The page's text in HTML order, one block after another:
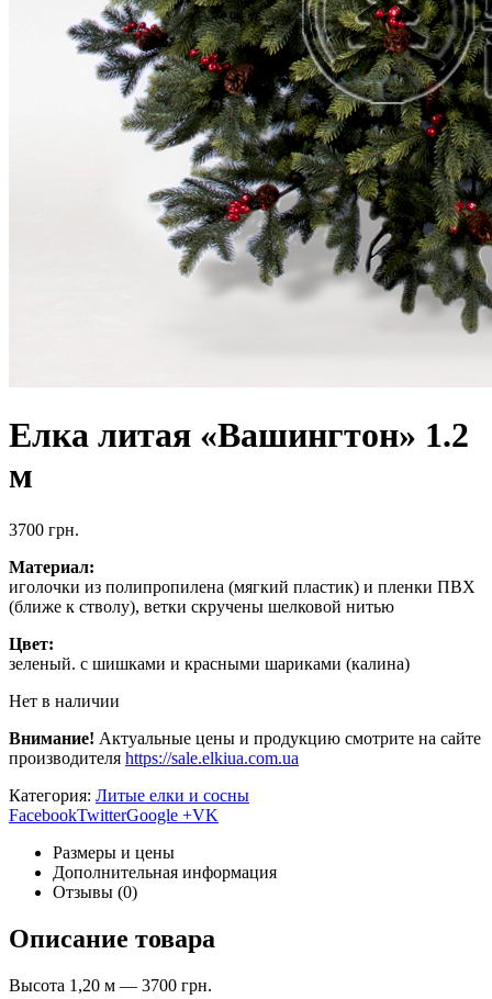
Елка литая «Вашингтон» 1.2
м
3700 грн.
Материал:
иголочки из полипропилена (мягкий пластик) и пленки ПВХ
(ближе к стволу), ветки скручены шелковой нитью
Цвет:
зеленый. с шишками и красными шариками (калина)
Нет в наличии
Внимание! Актуальные цены и продукцию смотрите на сайте
производителя https://sale.elkiua.com.ua
Категория: Литые елки и сосны
FacebookTwitterGoogle +VK
Размеры и цены
Дополнительная информация
Отзывы (0)
Описание товара
Высота 1,20 м — 3700 грн.